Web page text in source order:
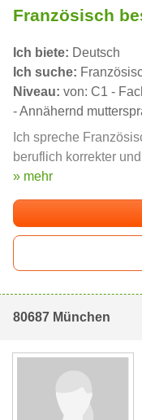
Französisch
Ich biete: Deutsch
Ich suche:
Niveau: von: C1 -
- Annähernd
Ich spreche
beruflich korrekter
» mehr
80687 München